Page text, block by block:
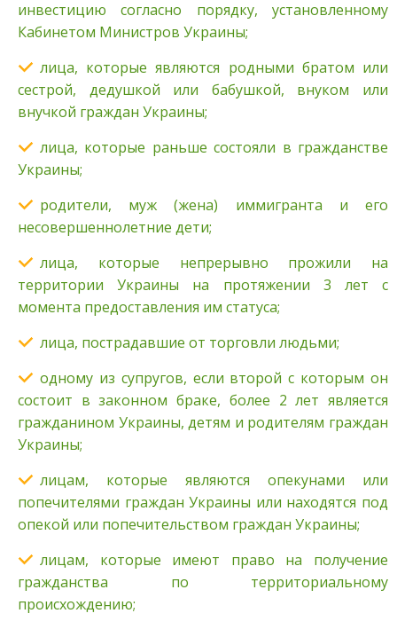
инвестицию согласно порядку, установленному
Кабинетом Министров Украины;
лица, которые являются родными братом или
сестрой, дедушкой или бабушкой, внуком или
внучкой граждан Украины;
лица, которые раньше состояли в гражданстве
Украины;
родители, муж (жена) иммигранта и его
несовершеннолетние дети;
лица, которые непрерывно прожили на
территории Украины на протяжении 3 лет с
момента предоставления им статуса;
лица, пострадавшие от торговли людьми;
одному из супругов, если второй с которым он
состоит в законном браке, более 2 лет является
гражданином Украины, детям и родителям граждан
Украины;
лицам, которые являются опекунами или
попечителями граждан Украины или находятся под
опекой или попечительством граждан Украины;
лицам, которые имеют право на получение
гражданства по территориальному
происхождению;